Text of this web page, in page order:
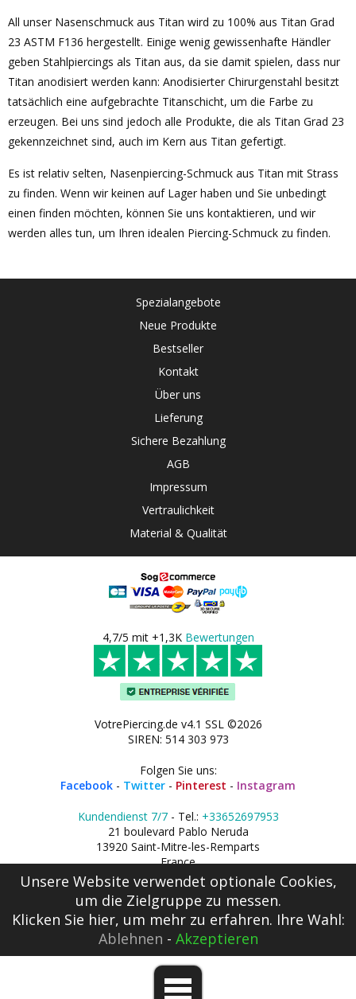
All unser Nasenschmuck aus Titan wird zu 100% aus Titan Grad
23 ASTM F136 hergestellt. Einige wenig gewissenhafte Händler
geben Stahlpiercings als Titan aus, da sie damit spielen, dass nur
Titan anodisiert werden kann: Anodisierter Chirurgenstahl besitzt
tatsächlich eine aufgebrachte Titanschicht, um die Farbe zu
erzeugen. Bei uns sind jedoch alle Produkte, die als Titan Grad 23
gekennzeichnet sind, auch im Kern aus Titan gefertigt.
Es ist relativ selten, Nasenpiercing-Schmuck aus Titan mit Strass
zu finden. Wenn wir keinen auf Lager haben und Sie unbedingt
einen finden möchten, können Sie uns kontaktieren, und wir
werden alles tun, um Ihren idealen Piercing-Schmuck zu finden.
Spezialangebote
Neue Produkte
Bestseller
Kontakt
Über uns
Lieferung
Sichere Bezahlung
AGB
Impressum
Vertraulichkeit
Material & Qualität
4,7/5 mit +1,3K Bewertungen
VotrePiercing.de v4.1 SSL ©2026
SIREN: 514 303 973
Folgen Sie uns:
Facebook - Twitter - Pinterest - Instagram
Kundendienst 7/7- Tel.: +33652697953
21 boulevard Pablo Neruda
13920 Saint-Mitre-les-Remparts
France
Unsere Website verwendet optionale Cookies,
um die Zielgruppe zu messen.
Klicken Sie hier, um mehr zu erfahren. Ihre Wahl:
Ablehnen - Akzeptieren